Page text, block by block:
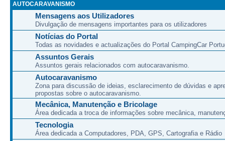
AUTOCARAVANISMO
Mensagens aos Utilizadores
Divulgação de mensagens importantes para os utilizadores
Notícias do Portal
Todas as novidades e actualizações do Portal CampingCar
Assuntos Gerais
Assuntos gerais relacionados com autocaravanismo.
Autocaravanismo
Zona para discussão de ideias, esclarecimento de dúvidas e
propostas sobre o autocaravanismo.
Mecânica, Manutenção e Bricolage
Área dedicada a troca de informações sobre mecânica,
Tecnologia
Área dedicada a Computadores, PDA, GPS, Cartografia e Rádio